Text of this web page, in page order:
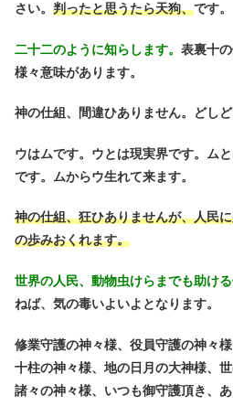
さい。 判ったと思うたら天狗、です。
二十二のように知らします。 表裏十
様々意味があります。
神の仕組、間違ひありません。どしど
ウはムです。ウとは現実界です。ム
です。ムからウ生れて来ます。
神の仕組、狂ひありませんが、人民
の歩みおくれます。
世界の人民、動物虫けらまでも助ける
ねば、気の毒いよいよとなります。
修業守護の神々様、役員守護の神々
十柱の神々様、地の日月の大神様、
諸々の神々様、いつも御守護頂き、あ